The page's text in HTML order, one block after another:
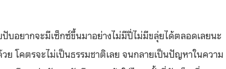
บอยากจะมีเซ็กซ์ขึ้นมาอย่างไม่มีปี่ไม่มีขลุ่ยได้ตลอดเลยนะ
โคตรจะไม่เป็นธรรมชาติเลย จนกลายเป็นปัญหาในความ